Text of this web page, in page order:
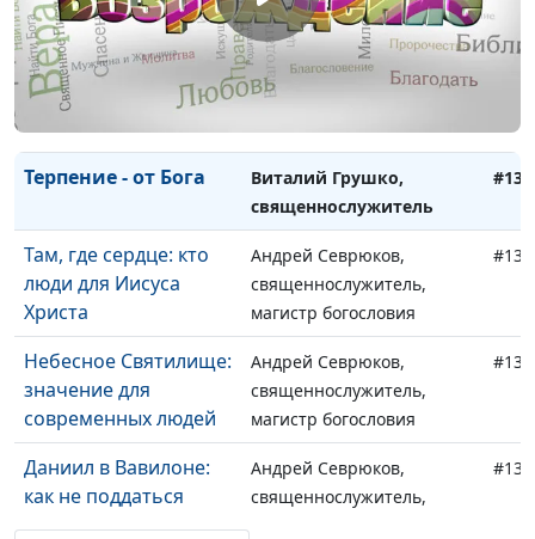
Выбор спутника
жизни
Виталий Грушко,
священнослужитель
#136
Как не попасть в
рабство греха
Виталий Грушко,
священнослужитель
Терпение - от Бога
Виталий Грушко,
священнослужитель
#134
Там, где сердце: кто
люди для Иисуса
Христа
Андрей Севрюков,
священнослужитель,
магистр богословия
#133
Небесное Святилище:
значение для
современных людей
Андрей Севрюков,
священнослужитель,
магистр богословия
#132
Даниил в Вавилоне:
как не поддаться
чуждой культуре
Андрей Севрюков,
священнослужитель,
#131